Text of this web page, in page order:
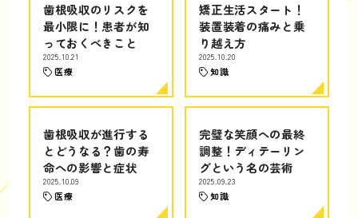
歯根吸収のリスクを
最小限に！患者が知
っておくべきこと
2025.10.21
医療
矯正生活スタート！
装置装着の痛みと乗
り越え方
2025.10.20
知識
歯根吸収が進行する
とどうなる？歯の寿
命への影響と症状
2025.10.09
医療
完璧な笑顔への最終
調整！ディテーリン
グという名の芸術
2025.09.23
知識